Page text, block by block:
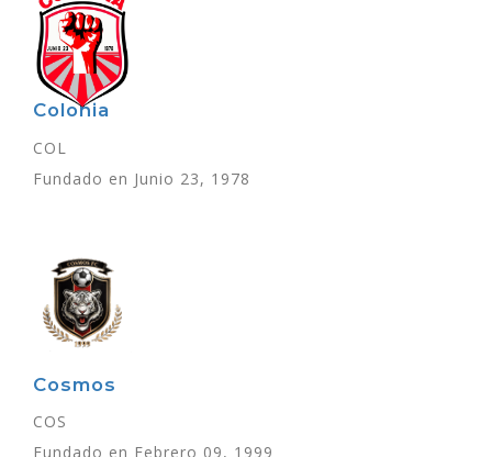
Colonia
COL
Fundado en Junio 23, 1978
Cosmos
COS
Fundado en Febrero 09, 1999